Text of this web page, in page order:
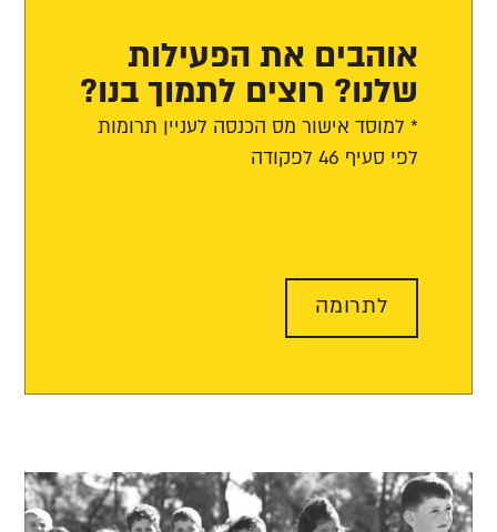
אוהבים את הפעילות
שלנו? רוצים לתמוך בנו?
* למוסד אישור מס הכנסה לעניין תרומות
לפי סעיף 46 לפקודה
לתרומה